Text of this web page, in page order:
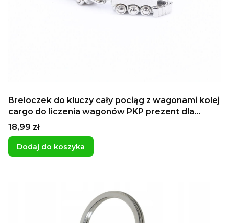
Breloczek do kluczy cały pociąg z wagonami kolej
cargo do liczenia wagonów PKP prezent dla
kolejarza
Cena
18,99 zł
Dodaj do koszyka